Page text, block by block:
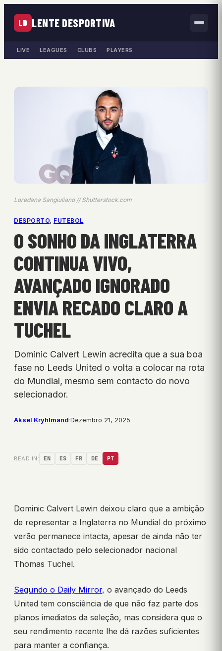
LD LENTE DESPORTIVA
LIVE LEAGUES CLUBS PLAYERS
Loredana Sangiuliano // Shutterstock.com
DESPORTO, FUTEBOL
O SONHO DA INGLATERRA
CONTINUA VIVO,
AVANÇADO IGNORADO
ENVIA RECADO CLARO A
TUCHEL
Dominic Calvert Lewin acredita que a sua boa
fase no Leeds United o volta a colocar na rota
do Mundial, mesmo sem contacto do novo
selecionador.
Aksel Kryhlmand·Dezembro 21, 2025
READ IN: EN ES FR DE PT
Dominic Calvert Lewin deixou claro que a ambição
de representar a Inglaterra no Mundial do próximo
verão permanece intacta, apesar de ainda não ter
sido contactado pelo selecionador nacional
Thomas Tuchel.
Segundo o Daily Mirror, o avançado do Leeds
United tem consciência de que não faz parte dos
planos imediatos da seleção, mas considera que o
seu rendimento recente lhe dá razões suficientes
para manter a confiança.